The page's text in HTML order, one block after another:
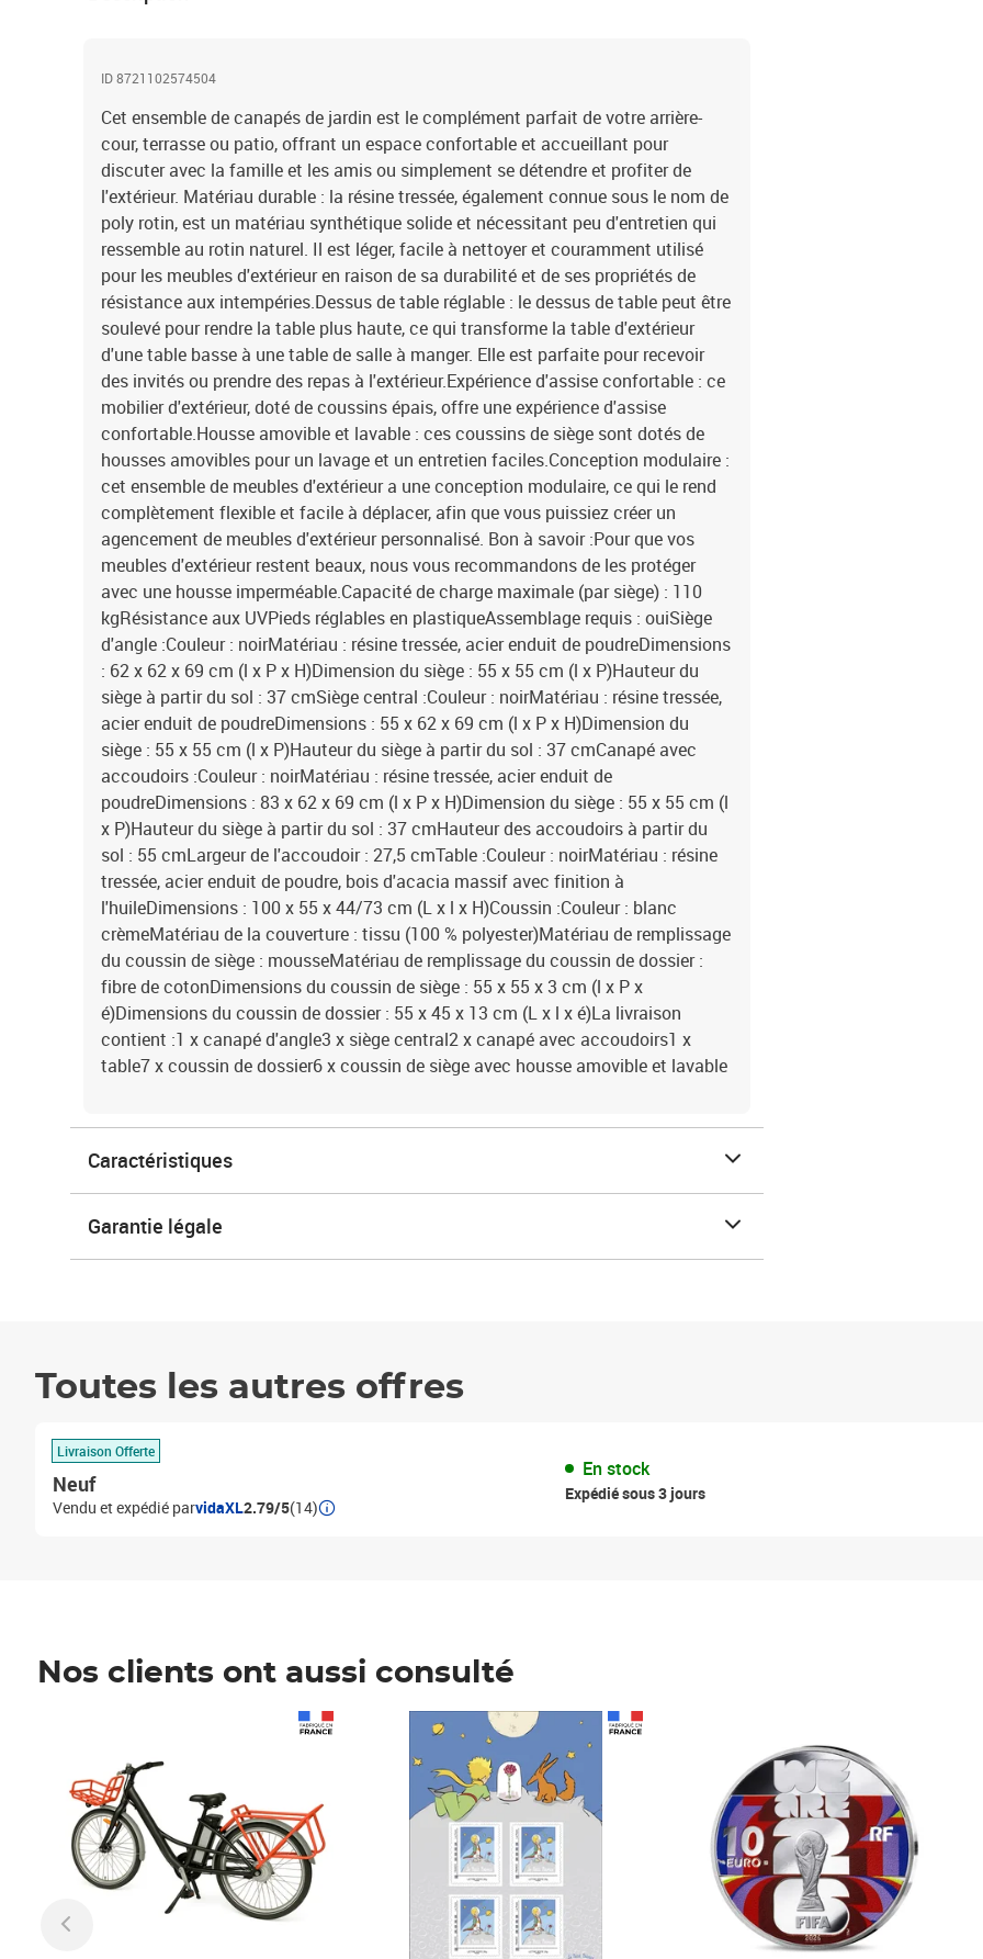
ID 8721102574504
Cet ensemble de canapés de jardin est le complément parfait de votre arrière-
cour, terrasse ou patio, offrant un espace confortable et accueillant pour
discuter avec la famille et les amis ou simplement se détendre et profiter de
l'extérieur. Matériau durable : la résine tressée, également connue sous le nom de
poly rotin, est un matériau synthétique solide et nécessitant peu d'entretien qui
ressemble au rotin naturel. Il est léger, facile à nettoyer et couramment utilisé
pour les meubles d'extérieur en raison de sa durabilité et de ses propriétés de
résistance aux intempéries.Dessus de table réglable : le dessus de table peut être
soulevé pour rendre la table plus haute, ce qui transforme la table d'extérieur
d'une table basse à une table de salle à manger. Elle est parfaite pour recevoir
des invités ou prendre des repas à l'extérieur.Expérience d'assise confortable : ce
mobilier d'extérieur, doté de coussins épais, offre une expérience d'assise
confortable.Housse amovible et lavable : ces coussins de siège sont dotés de
housses amovibles pour un lavage et un entretien faciles.Conception modulaire :
cet ensemble de meubles d'extérieur a une conception modulaire, ce qui le rend
complètement flexible et facile à déplacer, afin que vous puissiez créer un
agencement de meubles d'extérieur personnalisé. Bon à savoir :Pour que vos
meubles d'extérieur restent beaux, nous vous recommandons de les protéger
avec une housse imperméable.Capacité de charge maximale (par siège) : 110
kgRésistance aux UVPieds réglables en plastiqueAssemblage requis : ouiSiège
d'angle :Couleur : noirMatériau : résine tressée, acier enduit de poudreDimensions
: 62 x 62 x 69 cm (l x P x H)Dimension du siège : 55 x 55 cm (l x P)Hauteur du
siège à partir du sol : 37 cmSiège central :Couleur : noirMatériau : résine tressée,
acier enduit de poudreDimensions : 55 x 62 x 69 cm (l x P x H)Dimension du
siège : 55 x 55 cm (l x P)Hauteur du siège à partir du sol : 37 cmCanapé avec
accoudoirs :Couleur : noirMatériau : résine tressée, acier enduit de
poudreDimensions : 83 x 62 x 69 cm (l x P x H)Dimension du siège : 55 x 55 cm (l
x P)Hauteur du siège à partir du sol : 37 cmHauteur des accoudoirs à partir du
sol : 55 cmLargeur de l'accoudoir : 27,5 cmTable :Couleur : noirMatériau : résine
tressée, acier enduit de poudre, bois d'acacia massif avec finition à
l'huileDimensions : 100 x 55 x 44/73 cm (L x l x H)Coussin :Couleur : blanc
crèmeMatériau de la couverture : tissu (100 % polyester)Matériau de remplissage
du coussin de siège : mousseMatériau de remplissage du coussin de dossier :
fibre de cotonDimensions du coussin de siège : 55 x 55 x 3 cm (l x P x
é)Dimensions du coussin de dossier : 55 x 45 x 13 cm (L x l x é)La livraison
contient :1 x canapé d'angle3 x siège central2 x canapé avec accoudoirs1 x
table7 x coussin de dossier6 x coussin de siège avec housse amovible et lavable
Caractéristiques
Garantie légale
Toutes les autres offres
Livraison Offerte
Neuf
Vendu et expédié parvidaXL2.79/5(14)
En stock
Expédié sous 3 jours
Nos clients ont aussi consulté
Prix 7,50€